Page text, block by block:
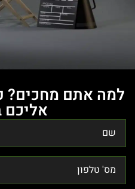
למה אתם מחכים?